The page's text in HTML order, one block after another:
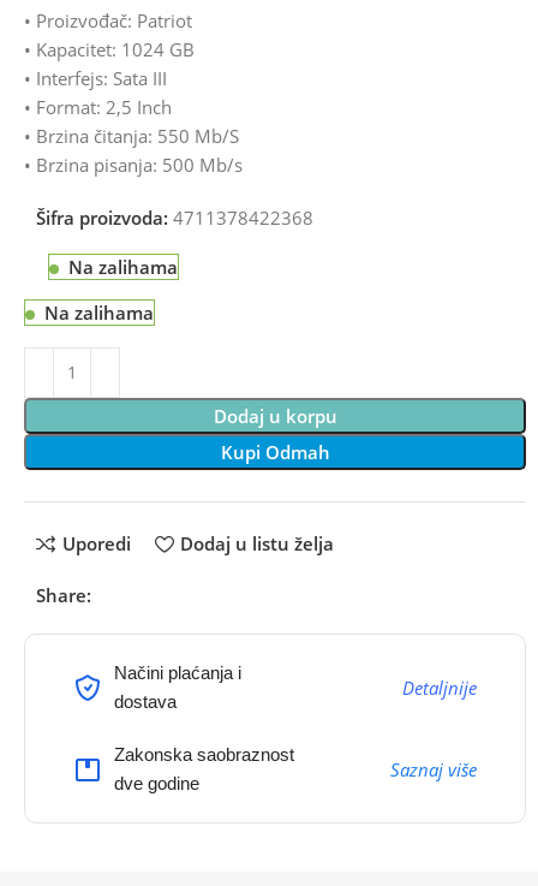
• Proizvođač: Patriot
• Kapacitet: 1024 GB
• Interfejs: Sata III
• Format: 2,5 Inch
• Brzina čitanja: 550 Mb/S
• Brzina pisanja: 500 Mb/s
Šifra proizvoda:4711378422368
Na zalihama
Na zalihama
Dodaj u korpu
Kupi Odmah
Uporedi Dodaj u listu želja
Share:
Načini plaćanja i
dostava
Detaljnije
Zakonska saobraznost
dve godine
Saznaj više